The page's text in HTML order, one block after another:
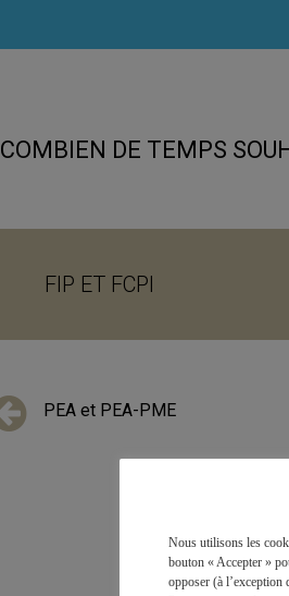
COMBIEN DE TEMPS
FIP ET FCPI
PEA et PEA-PME
Nous utilisons les
bouton « Accepter »
opposer (à l’exception